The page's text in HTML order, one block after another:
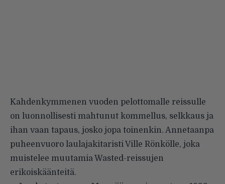
Kahdenkymmenen vuoden pelottomalle reissulle
on luonnollisesti mahtunut kommellus, selkkaus ja
ihan vaan tapaus, josko jopa toinenkin. Annetaanpa
puheenvuoro laulajakitaristi Ville Rönkölle, joka
muistelee muutamia Wasted-reissujen
erikoiskäänteitä.